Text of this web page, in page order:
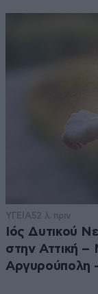
ΥΓΕΙΑ52 λ. πριν
Ιός Δυτικού
στην Αττική –
Αργυρούπολη